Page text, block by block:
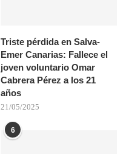
Triste pérdida en Salva-
Emer Canarias: Fallece el
joven voluntario Omar
Cabrera Pérez a los 21
años
21/05/2025
6